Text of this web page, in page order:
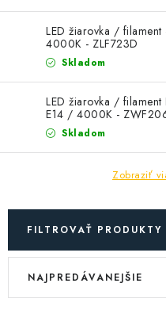
VENTILÁTORY
SAMSUNG SVIETIDLÁ
SOLÁRNE SYSTÉMY
SEZÓNNE VÝPREDAJE
DOM A ZÁHRADA
KONTAKTY
O NÁS - MEGALED &
LED žiarovka /
4000K - ZLF723D
Skladom
LED žiarovka /
E14 / 4000K -
Skladom
Zobraziť
FILTROVAŤ PRODUKTY
V
R
NAJPREDÁVANEJŠIE